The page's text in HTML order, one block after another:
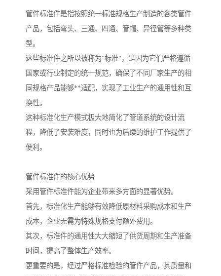
管件标准件是指按照统一标准规格生产制造的各类管件
产品，包括弯头、三通、四通、管帽、异径管等多种类
型。
这些标准件之所以被称为"标准"，是因为它们严格遵循
国家或行业制定的统一规范，确保了不同厂家生产的相
同规格产品能够**适配，实现了工业生产的通用性和互
换性。
这种标准化生产模式极大地简化了管道系统的设计流
程，降低了安装难度，同时也为后续的维护工作提供了
便利。
管件标准件的核心优势
采用管件标准件能为企业带来多方面的显著优势。
首先，标准化生产能够有效降低原材料采购成本和生产
成本，企业无需为特殊规格支付额外费用。
其次，标准件的通用性大大缩短了供货周期和生产准备
时间，提高了整体生产效率。
更重要的是，经过严格标准检验的管件产品，其质量和